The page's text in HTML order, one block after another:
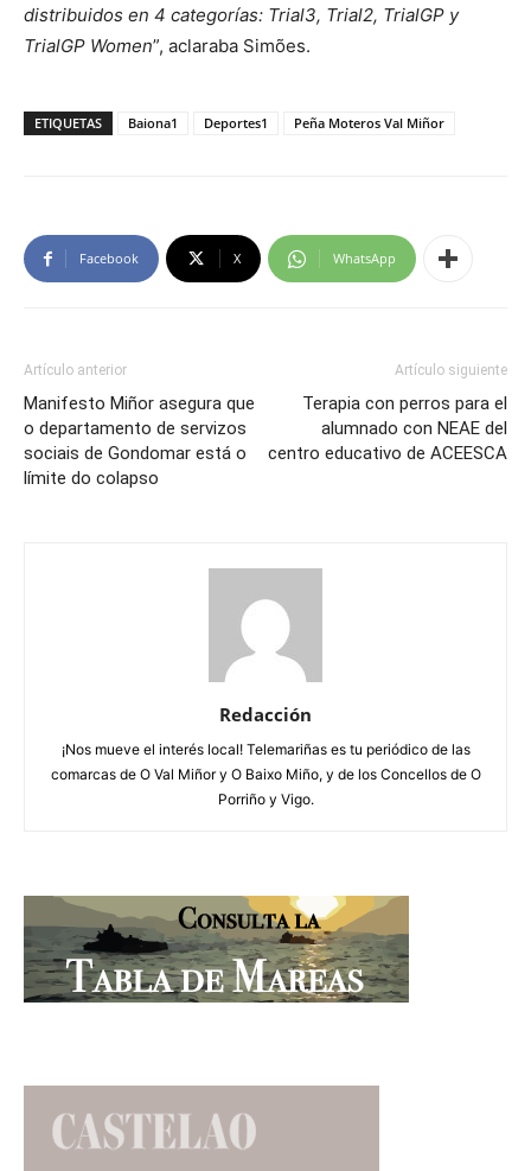
distribuidos en 4 categorías: Trial3, Trial2, TrialGP y
TrialGP Women”, aclaraba Simões.
ETIQUETAS Baiona1 Deportes1 Peña Moteros Val Miñor
Facebook X WhatsApp
Artículo anterior
Manifesto Miñor asegura que
o departamento de servizos
sociais de Gondomar está o
límite do colapso
Artículo siguiente
Terapia con perros para el
alumnado con NEAE del
centro educativo de ACEESCA
Redacción
¡Nos mueve el interés local! Telemariñas es tu periódico de las
comarcas de O Val Miñor y O Baixo Miño, y de los Concellos de O
Porriño y Vigo.